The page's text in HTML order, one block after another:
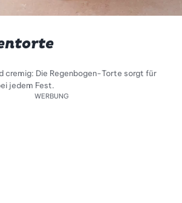
cremig: Die Regenbogen-Torte sorgt für
jedem Fest.
WERBUNG